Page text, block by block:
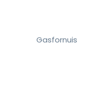
Gasfornuis